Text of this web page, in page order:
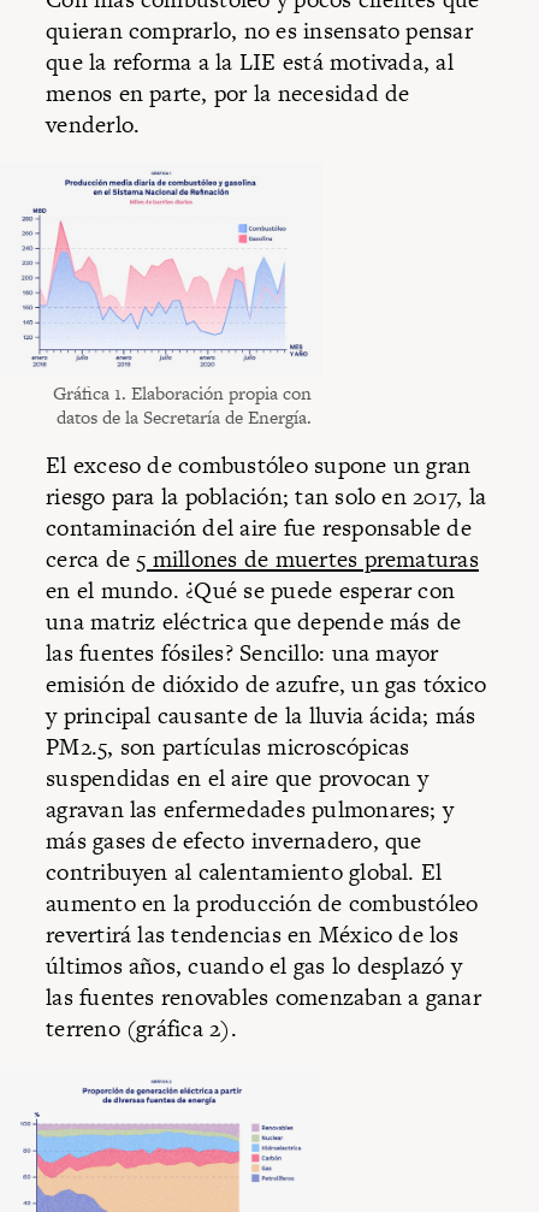
quieran comprarlo, no es insensato pensar
que la reforma a la LIE está motivada, al
menos en parte, por la necesidad de
venderlo.
Gráfica 1. Elaboración propia con
datos de la Secretaría de Energía.
El exceso de combustóleo supone un gran
riesgo para la población; tan solo en 2017, la
contaminación del aire fue responsable de
cerca de 5 millones de muertes prematuras
en el mundo. ¿Qué se puede esperar con
una matriz eléctrica que depende más de
las fuentes fósiles? Sencillo: una mayor
emisión de dióxido de azufre, un gas tóxico
y principal causante de la lluvia ácida; más
PM2.5, son partículas microscópicas
suspendidas en el aire que provocan y
agravan las enfermedades pulmonares; y
más gases de efecto invernadero, que
contribuyen al calentamiento global. El
aumento en la producción de combustóleo
revertirá las tendencias en México de los
últimos años, cuando el gas lo desplazó y
las fuentes renovables comenzaban a ganar
terreno (gráfica 2).